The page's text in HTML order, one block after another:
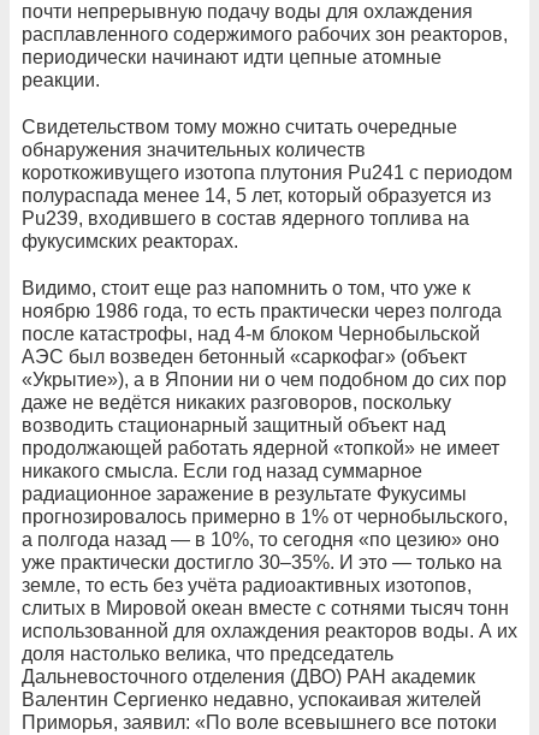
почти непрерывную подачу воды для охлаждения
расплавленного содержимого рабочих зон реакторов,
периодически начинают идти цепные атомные
реакции.
Свидетельством тому можно считать очередные
обнаружения значительных количеств
короткоживущего изотопа плутония Pu241 с периодом
полураспада менее 14, 5 лет, который образуется из
Pu239, входившего в состав ядерного топлива на
фукусимских реакторах.
Видимо, стоит еще раз напомнить о том, что уже к
ноябрю 1986 года, то есть практически через полгода
после катастрофы, над 4-м блоком Чернобыльской
АЭС был возведен бетонный «саркофаг» (объект
«Укрытие»), а в Японии ни о чем подобном до сих пор
даже не ведётся никаких разговоров, поскольку
возводить стационарный защитный объект над
продолжающей работать ядерной «топкой» не имеет
никакого смысла. Если год назад суммарное
радиационное заражение в результате Фукусимы
прогнозировалось примерно в 1% от чернобыльского,
а полгода назад — в 10%, то сегодня «по цезию» оно
уже практически достигло 30–35%. И это — только на
земле, то есть без учёта радиоактивных изотопов,
слитых в Мировой океан вместе с сотнями тысяч тонн
использованной для охлаждения реакторов воды. А их
доля настолько велика, что председатель
Дальневосточного отделения (ДВО) РАН академик
Валентин Сергиенко недавно, успокаивая жителей
Приморья, заявил: «По воле всевышнего все потоки